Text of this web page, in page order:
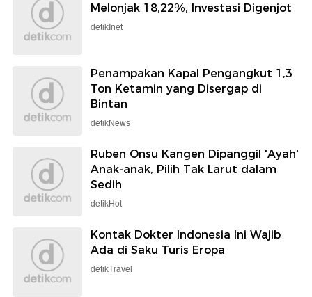
Melonjak 18,22%, Investasi Digenjot
detikInet
Penampakan Kapal Pengangkut 1,3
Ton Ketamin yang Disergap di
Bintan
detikNews
Ruben Onsu Kangen Dipanggil 'Ayah'
Anak-anak, Pilih Tak Larut dalam
Sedih
detikHot
Kontak Dokter Indonesia Ini Wajib
Ada di Saku Turis Eropa
detikTravel